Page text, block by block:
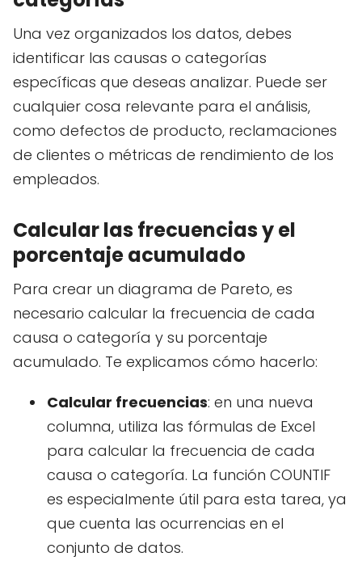
Una vez organizados los datos, debes
identificar las causas o categorías
específicas que deseas analizar. Puede ser
cualquier cosa relevante para el análisis,
como defectos de producto, reclamaciones
de clientes o métricas de rendimiento de los
empleados.
Calcular las frecuencias y el
porcentaje acumulado
Para crear un diagrama de Pareto, es
necesario calcular la frecuencia de cada
causa o categoría y su porcentaje
acumulado. Te explicamos cómo hacerlo:
Calcular frecuencias: en una nueva
columna, utiliza las fórmulas de Excel
para calcular la frecuencia de cada
causa o categoría. La función COUNTIF
es especialmente útil para esta tarea, ya
que cuenta las ocurrencias en el
conjunto de datos.